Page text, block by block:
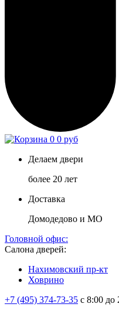
0 0 руб
Делаем двери
более 20 лет
Доставка
Домодедово и МО
Головной офис:
Салона дверей:
Нахимовский пр-кт
Ховрино
+7 (495) 374-73-35 с 8:00 до